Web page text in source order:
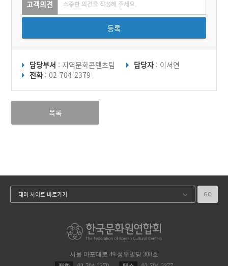
고객의견
등록
담당부서 : 지역문화콘텐츠팀 담당자 : 이서연
전화 : 02-704-2379
목록
서울 마포대로 49 성우빌딩 308호
테마 사이트 바로가기 GO